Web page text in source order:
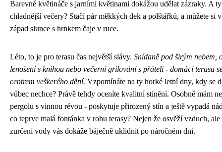
Barevné květináče s jarními květinami dokážou udělat zázraky. A ty
chladnější večery? Stačí pár měkkých dek a polštářků, a můžete si
západ slunce s hrnkem čaje v ruce.
Léto, to je pro terasu čas největší slávy. Snídaně pod širým nebem,
lenošení s knihou nebo večerní grilování s přáteli - domácí terasa
centrem veškerého dění. Vzpomínáte na ty horké letní dny, kdy se
vůbec nechce? Právě tehdy oceníte kvalitní stínění. Osobně mám
pergolu s vinnou révou - poskytuje přirozený stín a ještě vypadá
co teprve malá fontánka v rohu terasy? Nejen že osvěží vzduch, ale
zurčení vody vás dokáže báječně uklidnit po náročném dni.